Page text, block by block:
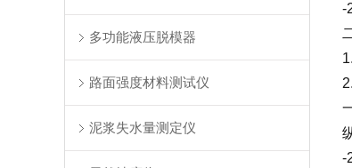
多功能液压脱模器
路面强度材料测试仪
泥浆失水量测定仪
-
-